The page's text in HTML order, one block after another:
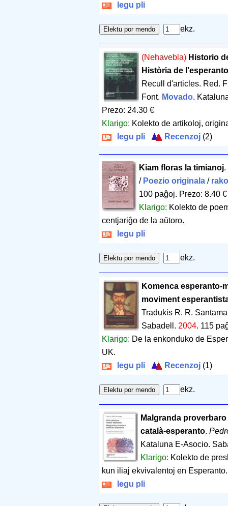
legu pli
ekz.
(Nehavebla) Historio
Història de
Recull d'articles. Red.
Font. Movado.
Prezo: 24.30 €
Klarigo: Kolekto de artikoloj,
legu pli
Recenzoj (2)
Kiam floras la timianoj.
/ Poezio originala /
100 paĝoj. Prezo: 8.40 €
Klarigo: Kolekto de
centjariĝo de la aŭtoro.
legu pli
ekz.
Komenca esperanto-
moviment
Tradukis R. R.
Sabadell. 2004. 115
Klarigo: De la enkonduko de
UK.
legu pli
Recenzoj (1)
ekz.
Malgranda
català-esperanto.
Kataluna E-Asocio.
Klarigo: Kolekto de
kun iliaj ekvivalentoj en Esperanto.
legu pli